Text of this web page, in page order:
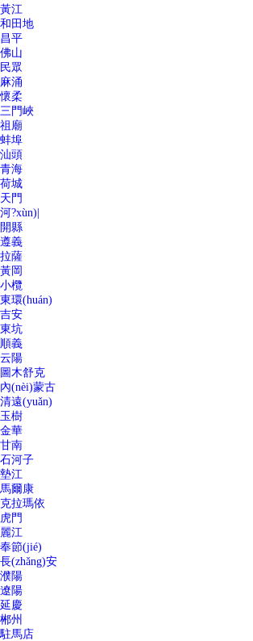
黃江
和田地
昌平
佛山
民眾
麻涌
懷柔
三門峽
祖廟
蚌埠
汕頭
青海
荷城
天門
河?xùn)|
開縣
遵義
拉薩
黃岡
小欖
東環(huán)
吉安
東坑
順義
云陽
圖木舒克
內(nèi)蒙古
清遠(yuǎn)
玉樹
金華
甘南
石河子
墊江
馬爾康
克拉瑪依
虎門
麗江
奉節(jié)
長(zhǎng)安
濮陽
遼陽
延慶
郴州
駐馬店